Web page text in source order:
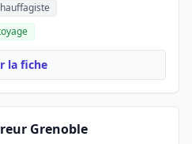
la fiche
Grenoble